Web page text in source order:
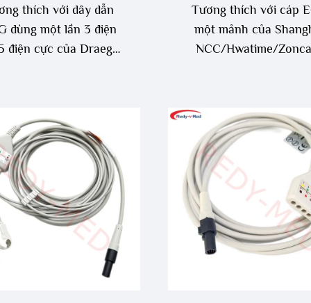
thích với dây dẫn
dùng một lần 3 điện
điện cực của Draeger
Tương thích với cáp
một mảnh của
NCC/Hwatime/